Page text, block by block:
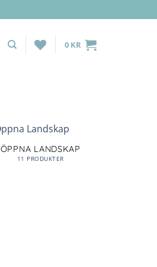
0 KR
ÖPPNA LANDSKAP
11 PRODUKTER